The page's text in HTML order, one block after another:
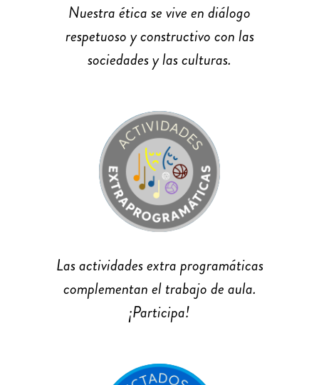
Nuestra ética se vive en diálogo
respetuoso y constructivo con las
sociedades y las culturas.
Las actividades extra programáticas
complementan el trabajo de aula.
¡Participa!